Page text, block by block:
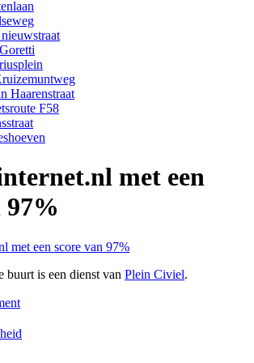
Haarenstraat
F58
met een
97%
buurt is een dienst van Plein Civiel.